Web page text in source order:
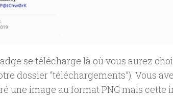
se télécharge là où vous aurez
dossier “téléchargements”). Vous
une image au format PNG mais cette